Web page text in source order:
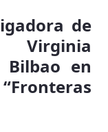
de
Virginia
Bilbao en